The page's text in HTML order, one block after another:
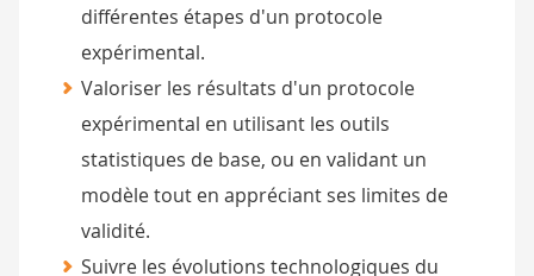
différentes étapes d'un protocole
expérimental.
Valoriser les résultats d'un protocole
expérimental en utilisant les outils
statistiques de base, ou en validant un
modèle tout en appréciant ses limites de
validité.
Suivre les évolutions technologiques du